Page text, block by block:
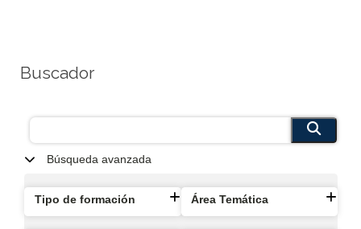
Buscador
Búsqueda avanzada
Tipo de formación Área Temática